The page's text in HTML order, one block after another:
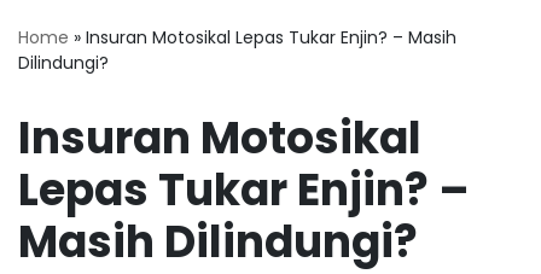
Home » Insuran Motosikal Lepas Tukar Enjin? – Masih
Dilindungi?
Insuran Motosikal
Lepas Tukar Enjin? –
Masih Dilindungi?